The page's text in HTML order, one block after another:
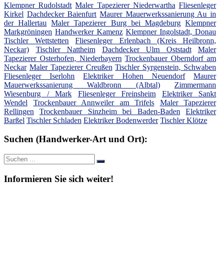
Klempner Rudolstadt Maler Tapezierer Niederwartha Fliesenleger
Kirkel Dachdecker Baienfurt Maurer Mauerwerkssanierung Au in
der Hallertau
Maler Tapezierer Burg bei Magdeburg Klempner
Markgröningen Handwerker Kamenz Klempner Ingolstadt, Donau
Tischler Wettstetten
Fliesenleger Erlenbach (Kreis Heilbronn,
Neckar)
Tischler Nattheim Dachdecker Ulm Oststadt
Maler
Tapezierer Osterhofen, Niederbayern Trockenbauer Oberndorf am
Neckar Maler Tapezierer Creußen Tischler Syrgenstein, Schwaben
Fliesenleger Iserlohn
Elektriker Hohen Neuendorf
Maurer
Mauerwerkssanierung Waldbronn (Albtal)
Zimmermann
Wiesenburg / Mark
Fliesenleger Freinsheim
Elektriker Sankt
Wendel
Trockenbauer Annweiler am Trifels
Maler Tapezierer
Rellingen
Trockenbauer Sinzheim bei Baden-Baden
Elektriker
Barßel Tischler Schladen Elektriker Bodenwerder Tischler Klötze
Suchen (Handwerker-Art und Ort):
Suche
nach:
Suchen
Informieren Sie sich weiter!